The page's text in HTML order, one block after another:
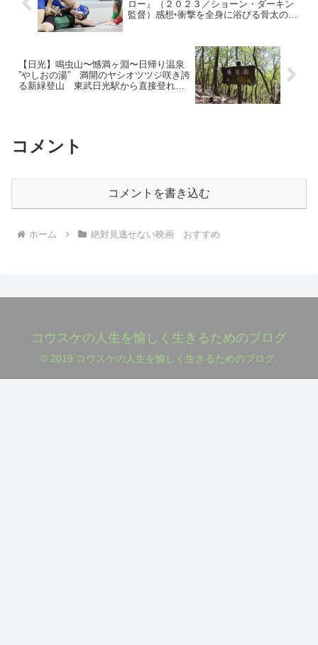
ロー』（２０２３／ショーン・ダーキン
監督）感想‣衝撃を全身に浴びる骨太のヒ
【日光】鳴虫山〜憾満ヶ淵〜日帰り温泉
”やしおの湯” 満開のヤシオツツジ咲き誇
る新緑登山 東武日光駅から直接登れる
コメント
コメントを書き込む
ホーム 絶対見逃せない映画 おすすめ
コウスケの人生を愉しく生きるためのブログ
© 2019 コウスケの人生を愉しく生きるためのブログ.